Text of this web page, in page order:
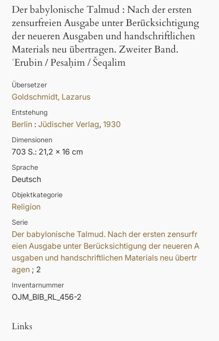
Der babylonische Talmud : Nach der ersten
zensurfreien Ausgabe unter Berücksichtigung
der neueren Ausgaben und handschriftlichen
Materials neu übertragen. Zweiter Band.
ʿErubin / Pesaḥim / Šeqalim
Übersetzer
Goldschmidt, Lazarus
Entstehung
Berlin : Jüdischer Verlag, 1930
Dimensionen
703 S.: 21,2 x 16 cm
Sprache
Deutsch
Objektkategorie
Religion
Serie
Der babylonische Talmud. Nach der ersten zensurfr
eien Ausgabe unter Berücksichtigung der neueren A
usgaben und handschriftlichen Materials neu übertr
agen ; 2
Inventarnummer
OJM_BIB_RL_456-2
Links